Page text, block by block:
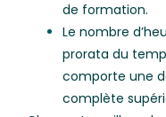
de formation.
Le nombre
prorata du
comporte une
complète